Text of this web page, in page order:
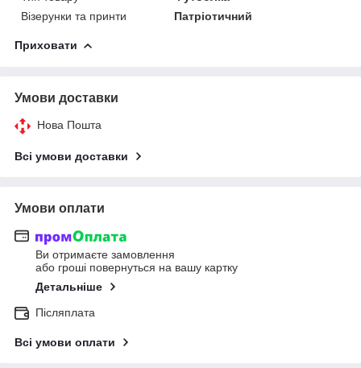
Візерунки та принти
Патріотичний
Приховати
Умови доставки
Нова Пошта
Всі умови доставки
Умови оплати
Ви отримаєте замовлення
або гроші повернуться на вашу картку
Детальніше
Післяплата
Всі умови оплати